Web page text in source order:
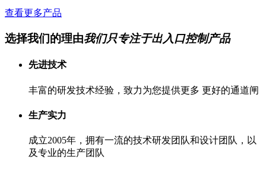
查看更多产品
选择我们的理由我们只专注于出入口控制产品
先进技术
丰富的研发技术经验，致力为您提供更多 更好的通道闸
生产实力
成立2005年，拥有一流的技术研发团队和设计团队，以
及专业的生产团队